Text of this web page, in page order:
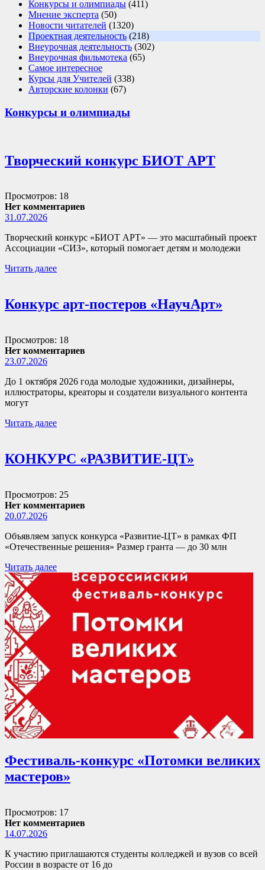
Конкурсы и олимпиады (411)
Мнение эксперта (50)
Новости читателей (1320)
Проектная деятельность (218)
Внеурочная деятельность (302)
Внеурочная фильмотека (65)
Самое интересное
Курсы для Учителей (338)
Авторские колонки (67)
Конкурсы и олимпиады
Творческий конкурс БИОТ АРТ
Просмотров: 18
Нет комментариев
31.07.2026
Творческий конкурс «БИОТ АРТ» — это масштабный проект
Ассоциации «СИЗ», который помогает детям и молодежи
Читать далее
Конкурс арт-постеров «НаучАрт»
Просмотров: 18
Нет комментариев
23.07.2026
До 1 октября 2026 года молодые художники, дизайнеры,
иллюстраторы, креаторы и создатели визуального контента
могут
Читать далее
КОНКУРС «РАЗВИТИЕ-ЦТ»
Просмотров: 25
Нет комментариев
20.07.2026
Объявляем запуск конкурса «Развитие-ЦТ» в рамках ФП
«Отечественные решения» Размер гранта — до 30 млн
Читать далее
Фестиваль-конкурс «Потомки великих
мастеров»
Просмотров: 17
Нет комментариев
14.07.2026
К участию приглашаются студенты колледжей и вузов со всей
России в возрасте от 16 до